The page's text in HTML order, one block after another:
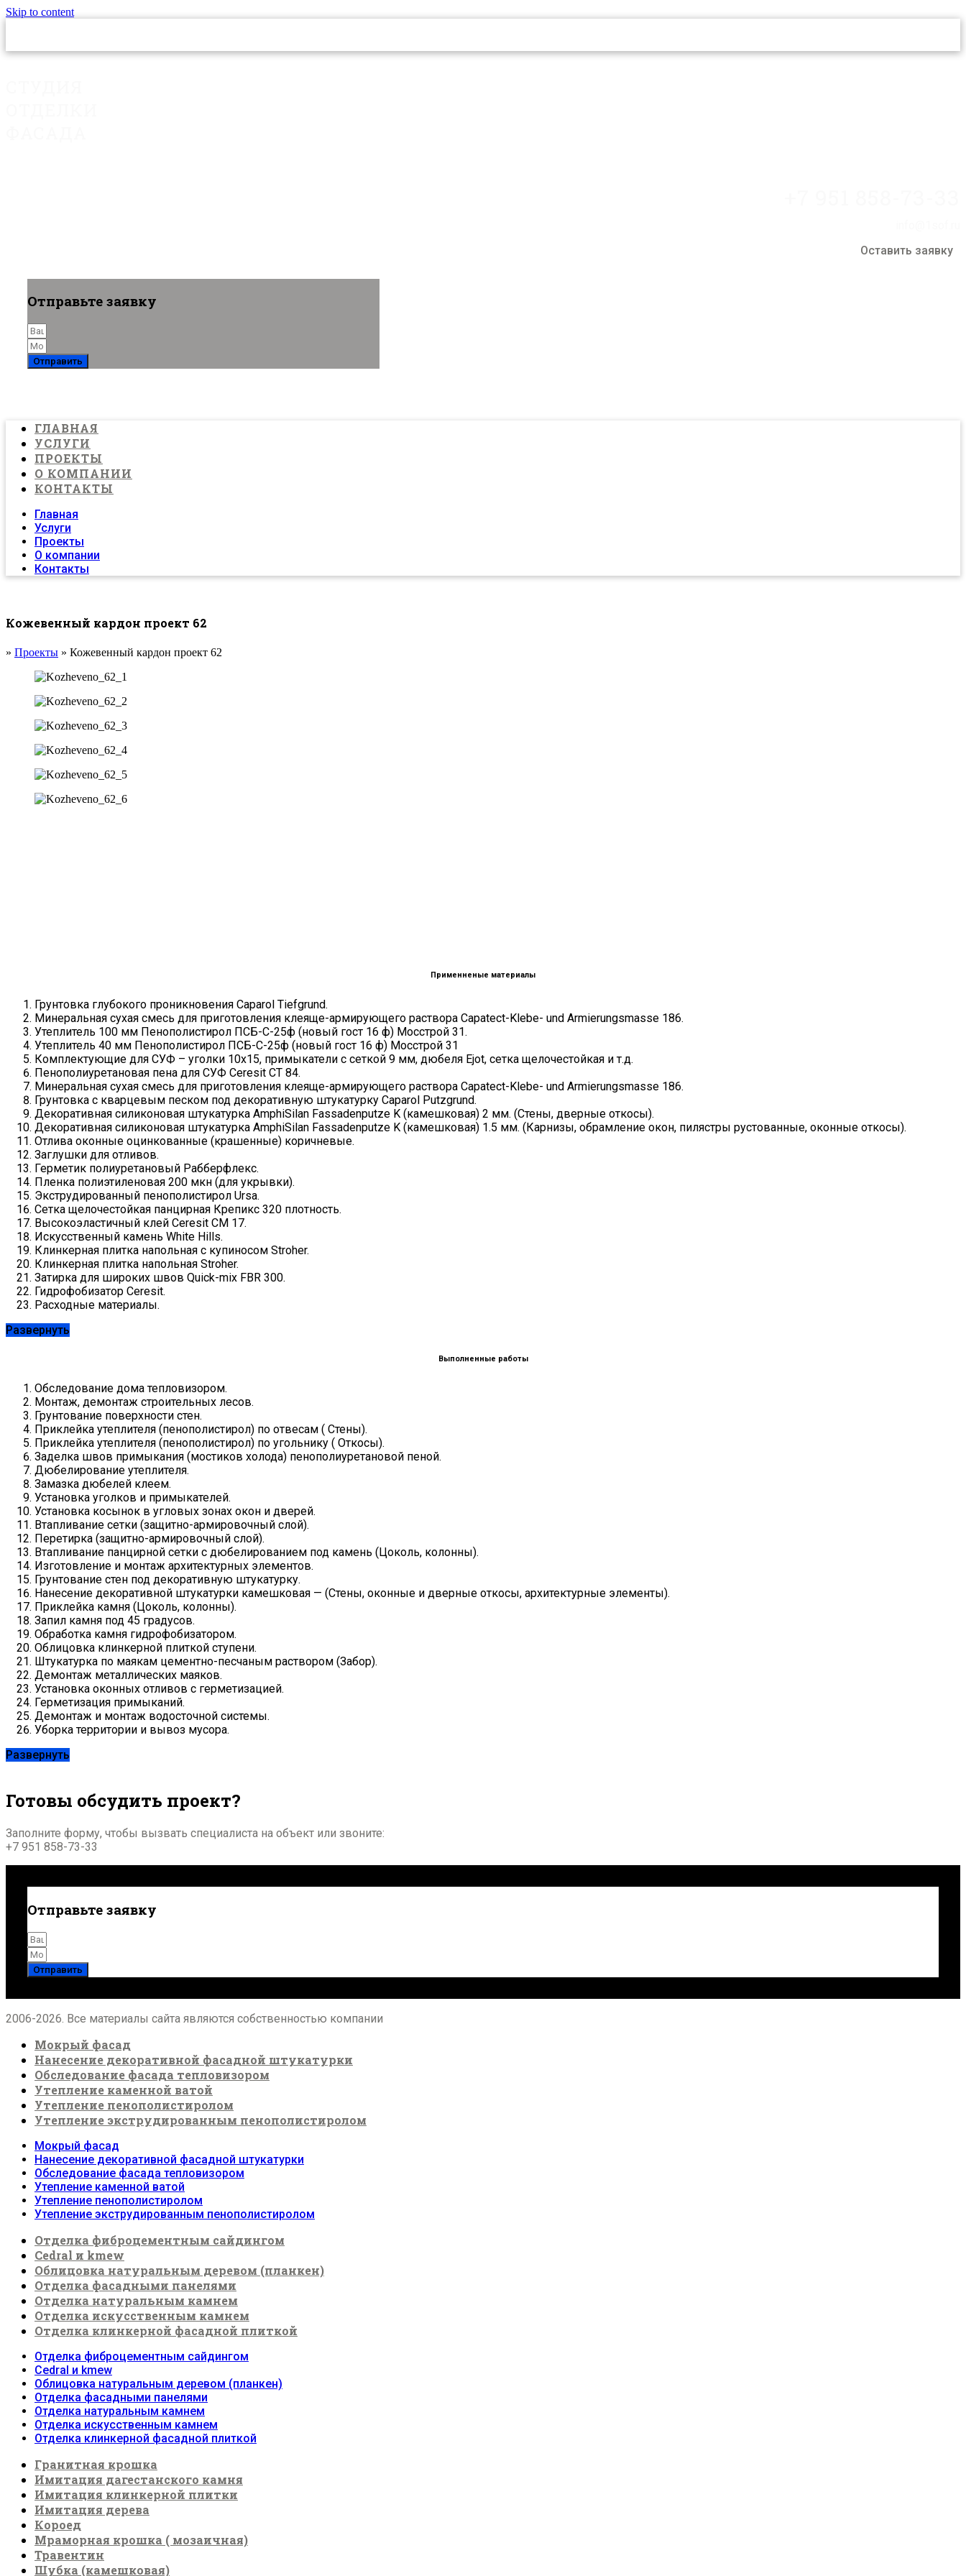
Skip to content
Оставить заявку
Отправьте заявку
Отправить
ГЛАВНАЯ
УСЛУГИ
ПРОЕКТЫ
О КОМПАНИИ
КОНТАКТЫ
Главная
Услуги
Проекты
О компании
Контакты
Кожевенный кардон проект 62
» Проекты » Кожевенный кардон проект 62
Применненые материалы
Грунтовка глубокого проникновения Caparol Tiefgrund.
Mинеральная сухая смесь для приготовления клеяще-армирующего раствора Capatect-Klebe- und Armierungsmasse 186.
Утеплитель 100 мм Пенополистирол ПСБ-С-25ф (новый гост 16 ф) Мосстрой 31.
Утеплитель 40 мм Пенополистирол ПСБ-С-25ф (новый гост 16 ф) Мосстрой 31
Комплектующие для СУФ – уголки 10х15, примыкатели с сеткой 9 мм, дюбеля Ejot, сетка щелочестойкая и т.д.
Пенополиуретановая пена для СУФ Ceresit CT 84.
Mинеральная сухая смесь для приготовления клеяще-армирующего раствора Capatect-Klebe- und Armierungsmasse 186.
Грунтовка с кварцевым песком под декоративную штукатурку Caparol Putzgrund.
Декоративная силиконовая штукатурка AmphiSilan Fassadenputze K (камешковая) 2 мм. (Стены, дверные откосы).
Декоративная силиконовая штукатурка AmphiSilan Fassadenputze K (камешковая) 1.5 мм. (Карнизы, обрамление окон, пилястры рустованные, оконные откосы).
Отлива оконные оцинкованные (крашенные) коричневые.
Заглушки для отливов.
Герметик полиуретановый Рабберфлекс.
Пленка полиэтиленовая 200 мкн (для укрывки).
Экструдированный пенополистирол Ursa.
Сетка щелочестойкая панцирная Крепикс 320 плотность.
Высокоэластичный клей Ceresit СМ 17.
Искусственный камень White Hills.
Клинкерная плитка напольная с купиносом Stroher.
Клинкерная плитка напольная Stroher.
Затирка для широких швов Quick-mix FBR 300.
Гидрофобизатор Ceresit.
Расходные материалы.
Развернуть
Выполненные работы
Обследование дома тепловизором.
Монтаж, демонтаж строительных лесов.
Грунтование поверхности стен.
Приклейка утеплителя (пенополистирол) по отвесам ( Стены).
Приклейка утеплителя (пенополистирол) по угольнику ( Откосы).
Заделка швов примыкания (мостиков холода) пенополиуретановой пеной.
Дюбелирование утеплителя.
Замазка дюбелей клеем.
Установка уголков и примыкателей.
Установка косынок в угловых зонах окон и дверей.
Втапливание сетки (защитно-армировочный слой).
Перетирка (защитно-армировочный слой).
Втапливание панцирной сетки с дюбелированием под камень (Цоколь, колонны).
Изготовление и монтаж архитектурных элементов.
Грунтование стен под декоративную штукатурку.
Нанесение декоративной штукатурки камешковая — (Стены, оконные и дверные откосы, архитектурные элементы).
Приклейка камня (Цоколь, колонны).
Запил камня под 45 градусов.
Обработка камня гидрофобизатором.
Облицовка клинкерной плиткой ступени.
Штукатурка по маякам цементно-песчаным раствором (Забор).
Демонтаж металлических маяков.
Установка оконных отливов с герметизацией.
Герметизация примыканий.
Демонтаж и монтаж водосточной системы.
Уборка территории и вывоз мусора.
Развернуть
Готовы обсудить проект?
Заполните форму, чтобы вызвать специалиста на объект или звоните:
+7 951 858-73-33
Отправьте заявку
Отправить
2006-2026. Все материалы сайта являются собственностью компании
Мокрый фасад
Нанесение декоративной фасадной штукатурки
Обследование фасада тепловизором
Утепление каменной ватой
Утепление пенополистиролом
Утепление экструдированным пенополистиролом
Мокрый фасад
Нанесение декоративной фасадной штукатурки
Обследование фасада тепловизором
Утепление каменной ватой
Утепление пенополистиролом
Утепление экструдированным пенополистиролом
Отделка фиброцементным сайдингом
Cedral и kmew
Облицовка натуральным деревом (планкен)
Отделка фасадными панелями
Отделка натуральным камнем
Отделка искусственным камнем
Отделка клинкерной фасадной плиткой
Отделка фиброцементным сайдингом
Cedral и kmew
Облицовка натуральным деревом (планкен)
Отделка фасадными панелями
Отделка натуральным камнем
Отделка искусственным камнем
Отделка клинкерной фасадной плиткой
Гранитная крошка
Имитация дагестанского камня
Имитация клинкерной плитки
Имитация дерева
Короед
Мраморная крошка ( мозаичная)
Травентин
Шубка (камешковая)